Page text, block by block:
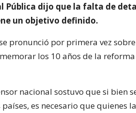
Pública dijo que la falta de
un objetivo definido.
pronunció por primera vez
los 10 años de la
nacional sostuvo que si bien
es necesario que quienes